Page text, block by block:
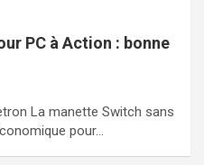
PC à Action : bonne
La manette Switch sans
pour…